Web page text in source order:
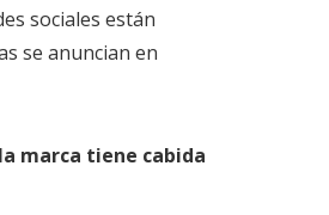
sociales están
se anuncian en
marca tiene cabida